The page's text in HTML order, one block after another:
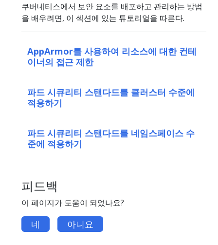
쿠버네티스에서 보안 요소를 배포하고 관리하는 방법
을 배우려면, 이 섹션에 있는 튜토리얼을 따른다.
AppArmor를 사용하여 리소스에 대한 컨테
이너의 접근 제한
파드 시큐리티 스탠다드를 클러스터 수준에
적용하기
파드 시큐리티 스탠다드를 네임스페이스 수
준에 적용하기
피드백
이 페이지가 도움이 되었나요?
네 아니요